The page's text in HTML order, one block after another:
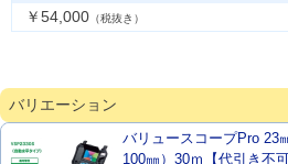
￥54,000 （税抜き）
バリエーション
バリュースコープPro
100㎜）30ｍ【代引き不可